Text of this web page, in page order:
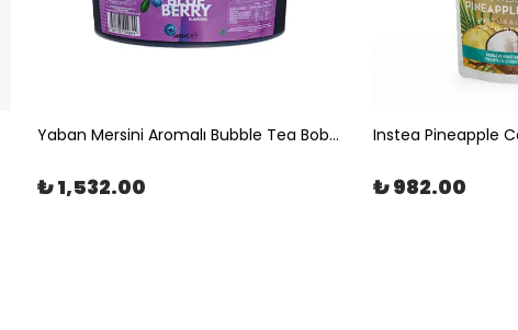
Yaban Mersini Aromalı Bubble Tea Boba 3,4kg | The Boba Co.
₺ 1,532.00 ₺ 982.00